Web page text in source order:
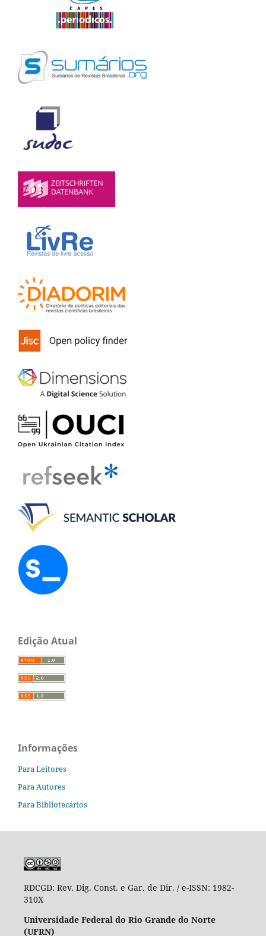
Edição Atual
Informações
Para Leitores
Para Autores
Para Bibliotecários
RDCGD: Rev. Dig. Const. e Gar. de Dir. / e-ISSN: 1982-
310X
Universidade Federal do Rio Grande do Norte
(UFRN)